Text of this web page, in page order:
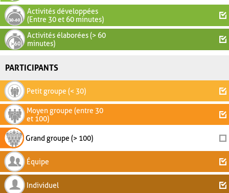
Activités développées
(Entre 30 et 60 minutes)
Activités élaborées (> 60
minutes)
PARTICIPANTS
Petit groupe (< 30)
Moyen groupe (entre 30
et 100)
Grand groupe (> 100)
Équipe
Individuel